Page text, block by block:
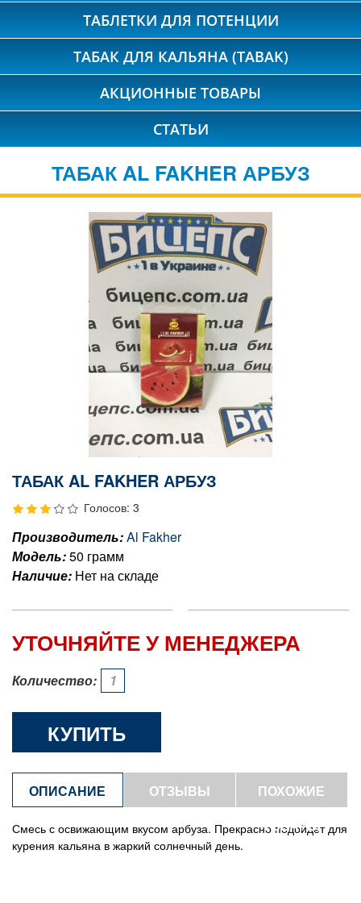
ТАБЛЕТКИ ДЛЯ ПОТЕНЦИИ
ТАБАК ДЛЯ КАЛЬЯНА (TABAK)
АКЦИОННЫЕ ТОВАРЫ
СТАТЬИ
ТАБАК AL FAKHER АРБУЗ
ТАБАК AL FAKHER АРБУЗ
Голосов: 3
Производитель:Al Fakher
Модель:50 грамм
Наличие: Нет на складе
УТОЧНЯЙТЕ У МЕНЕДЖЕРА
Количество:
КУПИТЬ
ОПИСАНИЕ ОТЗЫВЫ
ПОХОЖИЕ
ТОВАРЫ
Смесь с освижающим вкусом арбуза. Прекрасно подойдет для
курения кальяна в жаркий солнечный день.